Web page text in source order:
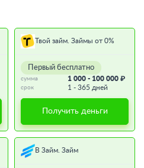
Твой займ. Займы от 0%
Первый бесплатно
сумма 1 000 - 100 000 ₽
срок 1 - 365 дней
Получить деньги
В Займ. Займ